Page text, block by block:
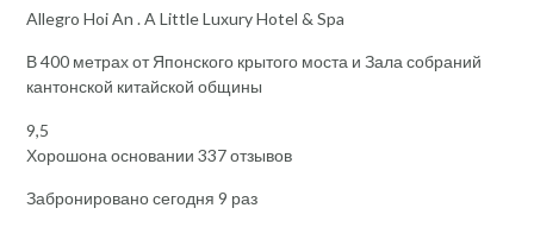
Allegro Hoi An . A Little Luxury Hotel & Spa
В 400 метрах от Японского крытого моста и Зала собраний
кантонской китайской общины
9,5
Хорошона основании 337 отзывов
Забронировано сегодня 9 раз